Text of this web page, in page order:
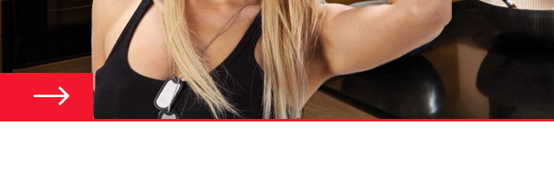
Next
slide